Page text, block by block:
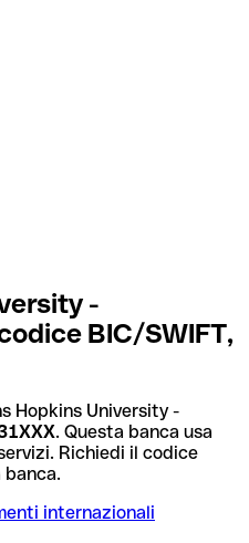
-
BIC/SWIFT,
Hopkins University -
. Questa banca usa
Richiedi il codice
internazionali